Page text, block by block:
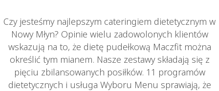
Czy jesteśmy najlepszym cateringiem dietetycznym w
Nowy Młyn? Opinie wielu zadowolonych klientów
wskazują na to, że dietę pudełkową Maczfit można
określić tym mianem. Nasze zestawy składają się z
pięciu zbilansowanych posiłków. 11 programów
dietetycznych i usługa Wyboru Menu sprawiają, że